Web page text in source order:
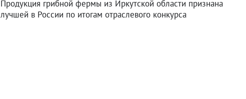
Продукция грибной фермы из Иркутской области признана
лучшей в России по итогам отраслевого конкурса